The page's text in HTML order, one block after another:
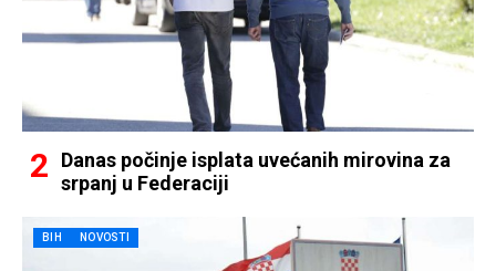
Danas počinje isplata uvećanih mirovina za
srpanj u Federaciji
BIH NOVOSTI